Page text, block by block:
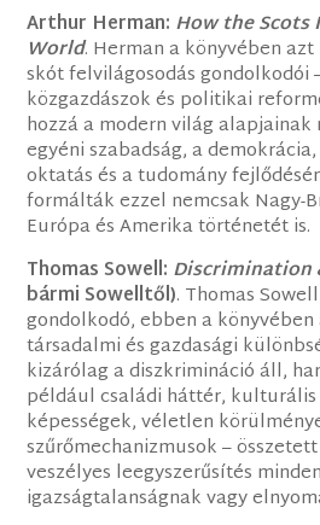
Arthur Herman: How the
World. Herman a könyvében
skót felvilágosodás gondolkodói
közgazdászok és politikai
hozzá a modern világ
egyéni szabadság, a
oktatás és a tudomány
formálták ezzel nemcsak Nagy-
Európa és Amerika történetét is.
Thomas Sowell: Discrimination
bármi Sowelltől). Thomas
gondolkodó, ebben a
társadalmi és gazdasági
kizárólag a diszkrimináció áll,
például családi háttér, kulturális
képességek, véletlen
szűrőmechanizmusok –
veszélyes leegyszerűsítés
igazságtalanságnak vagy